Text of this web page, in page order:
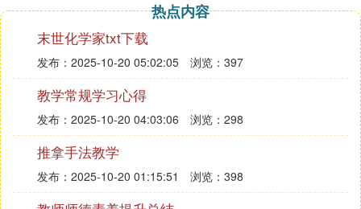
君子于役 《诗经》
陌上桑 汉乐府
龟虽寿 曹 操
观沧海 曹 操
归园田居 陶渊明
热点内容
末世化学家txt下载
发布：2025-10-20 05:02:05 浏览：397
教学常规学习心得
发布：2025-10-20 04:03:06 浏览：298
推拿手法教学
发布：2025-10-20 01:15:51 浏览：398